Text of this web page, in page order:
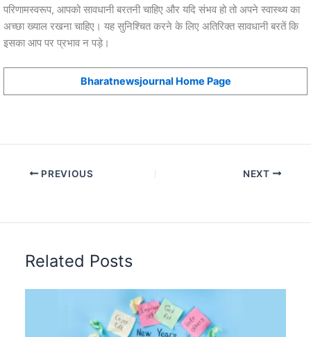
परिणामस्वरूप, आपको सावधानी बरतनी चाहिए और यदि संभव हो तो अपने स्वास्थ्य का
अच्छा ख्याल रखना चाहिए। यह सुनिश्चित करने के लिए अतिरिक्त सावधानी बरतें कि
इसका आप पर प्रभाव न पड़े।
Bharatnewsjournal Home Page
PREVIOUS NEXT
Related Posts